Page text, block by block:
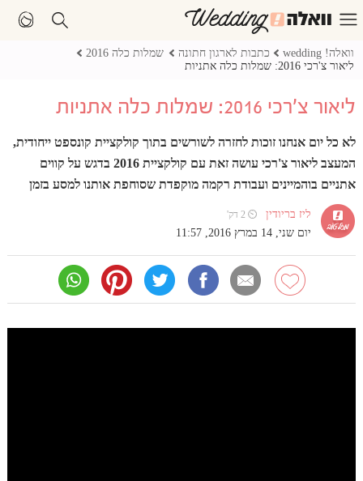
וואלה! wedding כתבות לארגון חתונה
שמלות כלה 2016
ליאור צ'רכי 2016: שמלות כלה אתניות
ליאור צ'רכי 2016: שמלות כלה אתניות
לא כל יום אנחנו זוכות לחזרה לשורשים בתוך קולקציית קונספט ייחודית,
המעצב ליאור צ'רכי עושה זאת עם קולקציית 2016 בדגש על קווים
אתניים בוהמיינים ועבודת רקמה מוקפדת שסוחפת אותנו למסע בזמן
ליז בריודין ⏲ 2 דק'
יום שני, 14 במרץ 2016, 11:57